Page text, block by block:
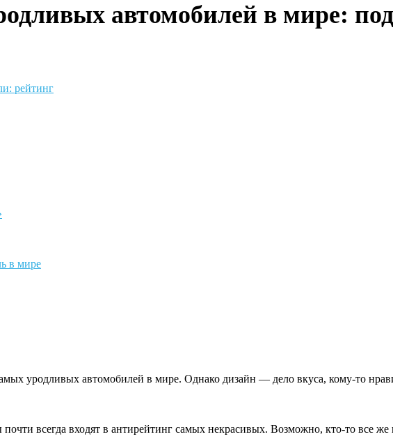
автомобилей в мире:
рейтинг
в мире
уродливых автомобилей в мире. Однако дизайн — дело вкуса, кому-то
всегда входят в антирейтинг самых некрасивых. Возможно, кто-то все